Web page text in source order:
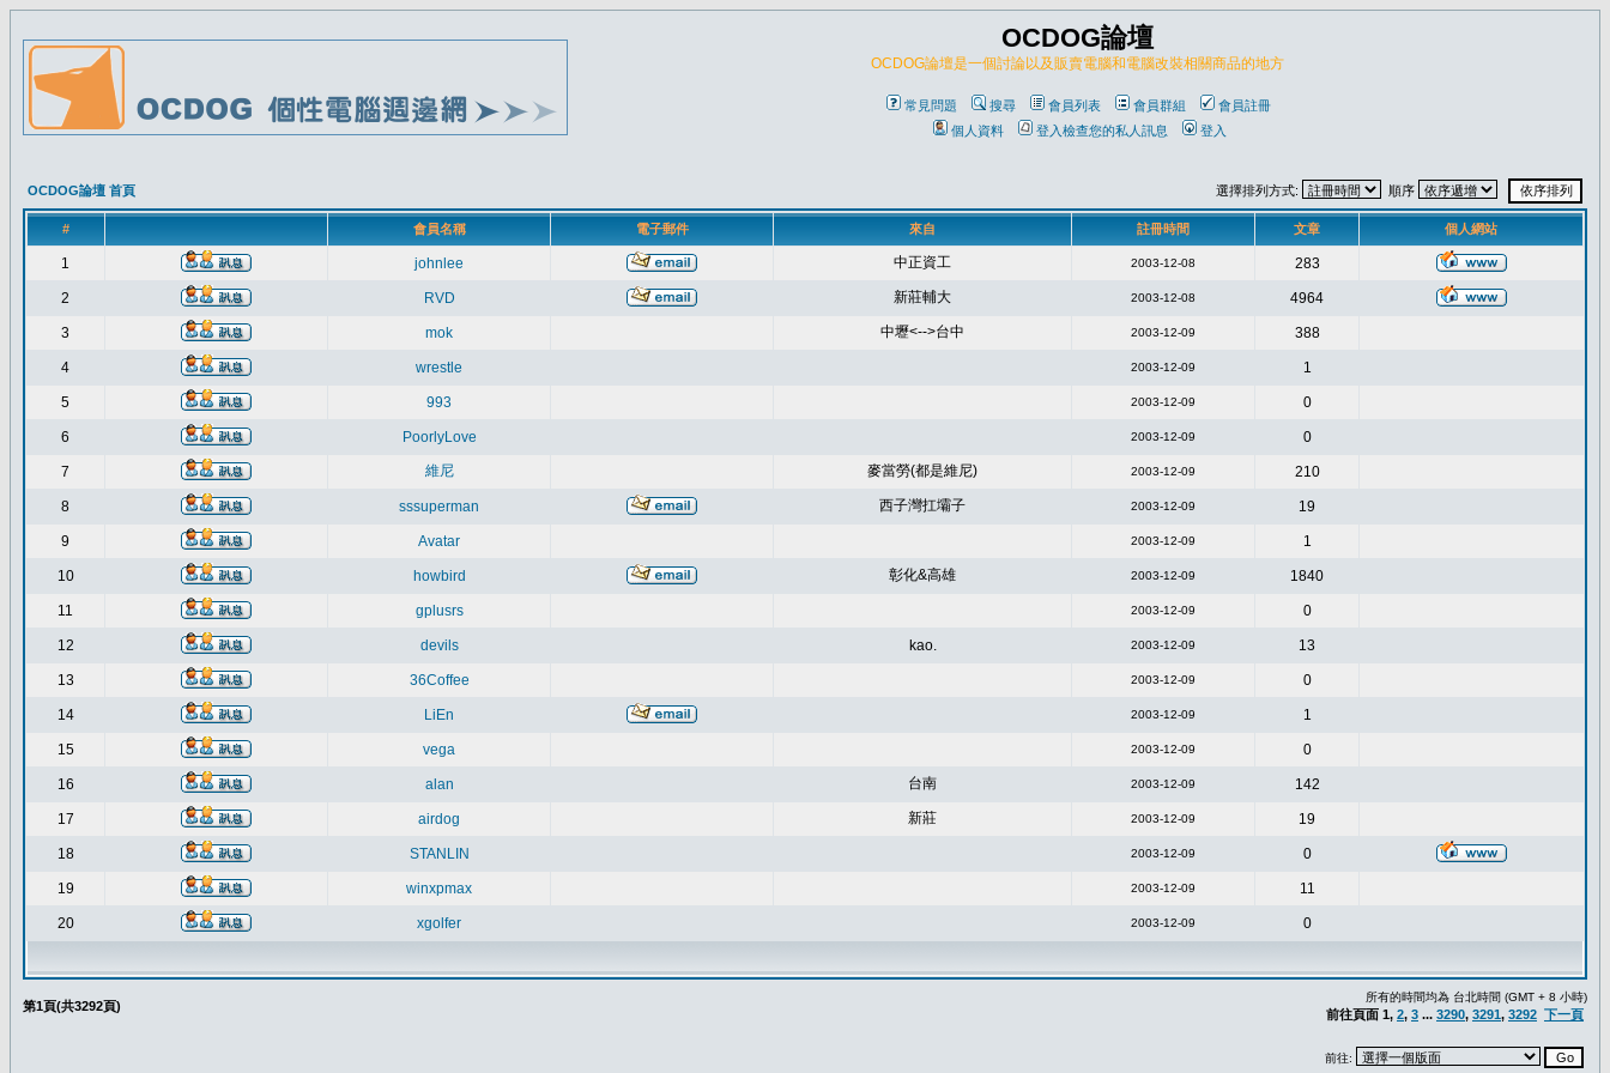
OCDOG論壇
OCDOG論壇是一個討論以及販賣電腦和電腦改裝相關商品的地方
常見問題 搜尋 會員列表 會員群組
會員註冊
個人資料
登入檢查您的私人訊息 登入
OCDOG論壇 首頁 選擇排列方式: 順序
# 會員名稱 電子郵件 來自 註冊時間 文章 個人網站
1 johnlee 中正資工 2003-12-08 283
2 RVD 新莊輔大 2003-12-08 4964
3 mok 中壢<-->台中 2003-12-09 388
4 wrestle 2003-12-09 1
5 993 2003-12-09 0
6 PoorlyLove 2003-12-09 0
7 維尼 麥當勞(都是維尼) 2003-12-09 210
8 sssuperman 西子灣扛壩子 2003-12-09 19
9 Avatar 2003-12-09 1
10 howbird 彰化&高雄 2003-12-09 1840
11 gplusrs 2003-12-09 0
12 devils kao. 2003-12-09 13
13 36Coffee 2003-12-09 0
14 LiEn 2003-12-09 1
15 vega 2003-12-09 0
16 alan 台南 2003-12-09 142
17 airdog 新莊 2003-12-09 19
18 STANLIN 2003-12-09 0
19 winxpmax 2003-12-09 11
20 xgolfer 2003-12-09 0
第1頁(共3292頁)
所有的時間均為 台北時間 (GMT + 8 小時)
前往頁面 1, 2, 3 ... 3290, 3291, 3292 下一頁
前往: